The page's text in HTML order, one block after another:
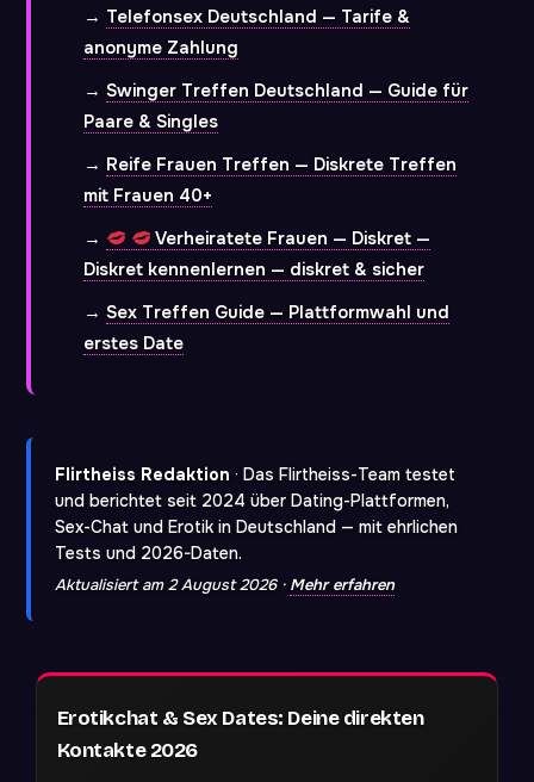
→ Telefonsex Deutschland — Tarife &
anonyme Zahlung
→Swinger Treffen Deutschland — Guide für
Paare & Singles
→ Reife Frauen Treffen — Diskrete Treffen
mit Frauen 40+
→
Verheiratete Frauen — Diskret —
Diskret kennenlernen — diskret & sicher
→Sex Treffen Guide — Plattformwahl und
erstes Date
Flirtheiss Redaktion · Das Flirtheiss-Team testet
und berichtet seit 2024 über Dating-Plattformen,
Sex-Chat und Erotik in Deutschland — mit ehrlichen
Tests und 2026-Daten.
Aktualisiert am 2 August 2026 · Mehr erfahren
Erotikchat & Sex Dates: Deine direkten
Kontakte 2026